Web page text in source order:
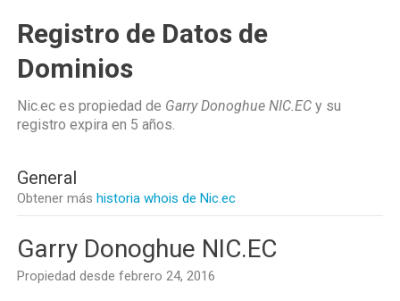
Registro de Datos de
Dominios
Nic.ec es propiedad de Garry Donoghue NIC.EC y su
registro expira en 5 años.
General
Obtener más historia whois de Nic.ec
Garry Donoghue NIC.EC
Propiedad desde febrero 24, 2016